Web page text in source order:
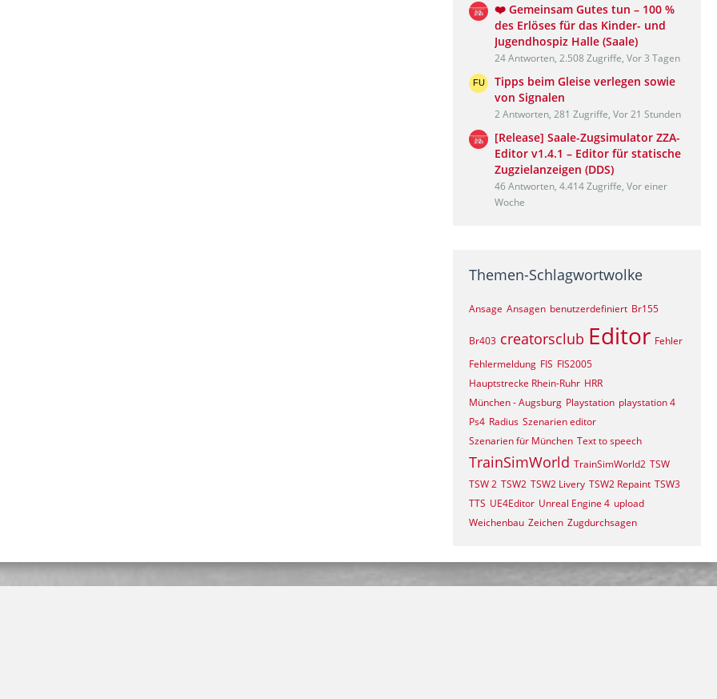
❤️ Gemeinsam Gutes tun – 100 %
des Erlöses für das Kinder- und
Jugendhospiz Halle (Saale)
24 Antworten, 2.508 Zugriffe, Vor 3 Tagen
Tipps beim Gleise verlegen sowie
von Signalen
2 Antworten, 281 Zugriffe, Vor 21 Stunden
[Release] Saale-Zugsimulator ZZA-
Editor v1.4.1 – Editor für statische
Zugzielanzeigen (DDS)
46 Antworten, 4.414 Zugriffe, Vor einer
Woche
Themen-Schlagwortwolke
Ansage Ansagen benutzerdefiniert Br155
Br403 creatorsclub Editor Fehler
Fehlermeldung FIS FIS2005
Hauptstrecke Rhein-Ruhr HRR
München - Augsburg Playstation playstation 4
Ps4 Radius Szenarien editor
Szenarien für München Text to speech
TrainSimWorld TrainSimWorld2 TSW
TSW 2 TSW2 TSW2 Livery TSW2 Repaint TSW3
TTS UE4Editor Unreal Engine 4 upload
Weichenbau Zeichen Zugdurchsagen